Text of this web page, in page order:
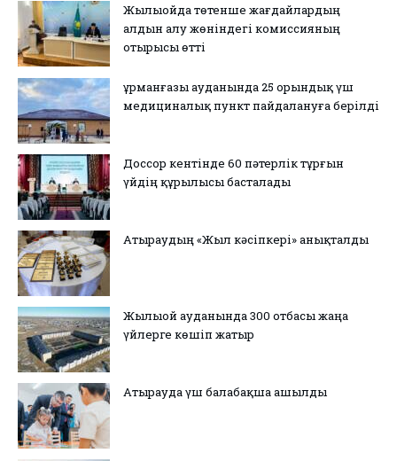
Жылыойда төтенше жағдайлардың
алдын алу жөніндегі комиссияның
отырысы өтті
Құрманғазы ауданында 25 орындық үш
медициналық пункт пайдалануға берілді
Доссор кентінде 60 пәтерлік тұрғын
үйдің құрылысы басталады
Атыраудың «Жыл кәсіпкері» анықталды
Жылыой ауданында 300 отбасы жаңа
үйлерге көшіп жатыр
Атырауда үш балабақша ашылды